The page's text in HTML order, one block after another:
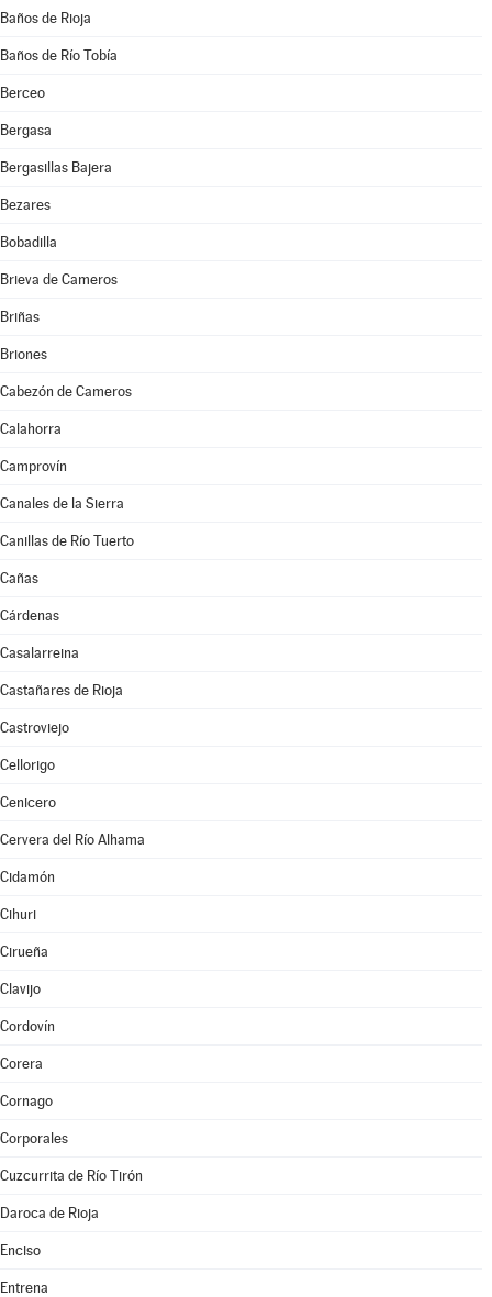
Baños de Rioja
Baños de Río Tobía
Berceo
Bergasa
Bergasillas Bajera
Bezares
Bobadilla
Brieva de Cameros
Briñas
Briones
Cabezón de Cameros
Calahorra
Camprovín
Canales de la Sierra
Canillas de Río Tuerto
Cañas
Cárdenas
Casalarreina
Castañares de Rioja
Castroviejo
Cellorigo
Cenicero
Cervera del Río Alhama
Cidamón
Cihuri
Cirueña
Clavijo
Cordovín
Corera
Cornago
Corporales
Cuzcurrita de Río Tirón
Daroca de Rioja
Enciso
Entrena